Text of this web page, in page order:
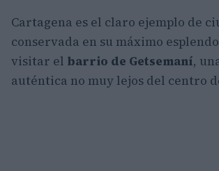
Cartagena es el claro ejemplo de
conservada en su máximo
visitar el barrio de Getsemaní,
auténtica no muy lejos del centro